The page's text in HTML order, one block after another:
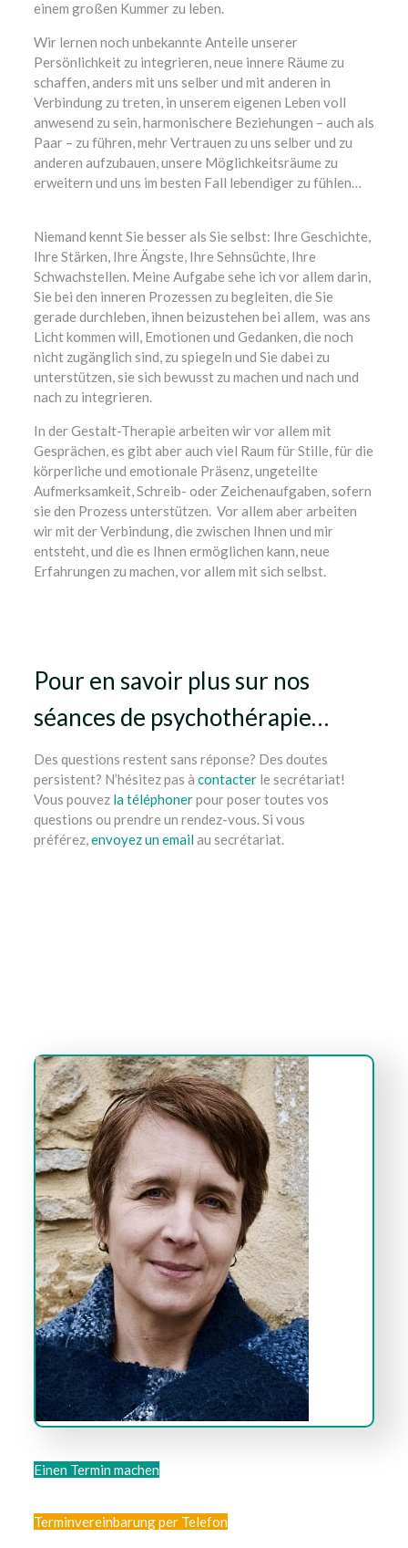
einem großen Kummer zu leben.
Wir lernen noch unbekannte Anteile unserer
Persönlichkeit zu integrieren, neue innere Räume zu
schaffen, anders mit uns selber und mit anderen in
Verbindung zu treten, in unserem eigenen Leben voll
anwesend zu sein, harmonischere Beziehungen – auch als
Paar – zu führen, mehr Vertrauen zu uns selber und zu
anderen aufzubauen, unsere Möglichkeitsräume zu
erweitern und uns im besten Fall lebendiger zu fühlen…
Niemand kennt Sie besser als Sie selbst: Ihre Geschichte,
Ihre Stärken, Ihre Ängste, Ihre Sehnsüchte, Ihre
Schwachstellen. Meine Aufgabe sehe ich vor allem darin,
Sie bei den inneren Prozessen zu begleiten, die Sie
gerade durchleben, ihnen beizustehen bei allem, was ans
Licht kommen will, Emotionen und Gedanken, die noch
nicht zugänglich sind, zu spiegeln und Sie dabei zu
unterstützen, sie sich bewusst zu machen und nach und
nach zu integrieren.
In der Gestalt-Therapie arbeiten wir vor allem mit
Gesprächen, es gibt aber auch viel Raum für Stille, für die
körperliche und emotionale Präsenz, ungeteilte
Aufmerksamkeit, Schreib- oder Zeichenaufgaben, sofern
sie den Prozess unterstützen. Vor allem aber arbeiten
wir mit der Verbindung, die zwischen Ihnen und mir
entsteht, und die es Ihnen ermöglichen kann, neue
Erfahrungen zu machen, vor allem mit sich selbst.
Pour en savoir plus sur nos
séances de psychothérapie…
Des questions restent sans réponse? Des doutes
persistent? N’hésitez pas à contacterle secrétariat!
Vous pouvez la téléphonerpour poser toutes vos
questions ou prendre un rendez-vous. Si vous
préférez,envoyez un emailau secrétariat.
Einen Termin machen
Terminvereinbarung per Telefon